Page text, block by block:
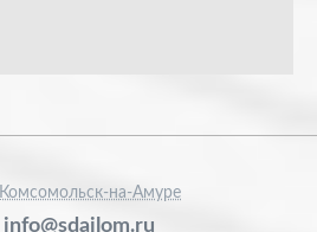
Комсомольск-на-Амуре
info@sdailom.ru